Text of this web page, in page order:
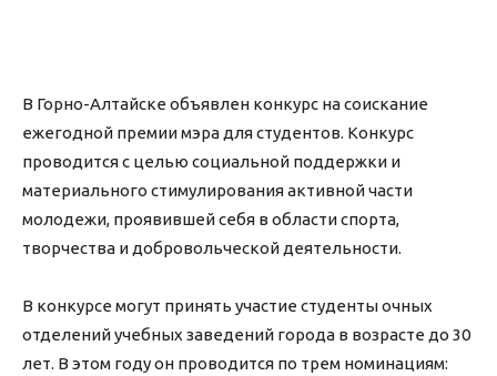
В Горно-Алтайске объявлен конкурс на соискание
ежегодной премии мэра для студентов. Конкурс
проводится с целью социальной поддержки и
материального стимулирования активной части
молодежи, проявившей себя в области спорта,
творчества и добровольческой деятельности.
В конкурсе могут принять участие студенты очных
отделений учебных заведений города в возрасте до 30
лет. В этом году он проводится по трем номинациям: